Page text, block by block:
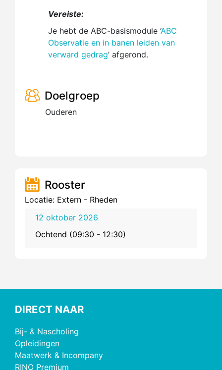
Vereiste:
Je hebt de ABC-basismodule ‘ABC
Observatie en in banen leiden van
verward gedrag’ afgerond.
Doelgroep
Ouderen
Rooster
Locatie: Extern - Rheden
12 oktober 2026
Ochtend (09:30 - 12:30)
DIRECT NAAR
Bij- & Nascholing
Opleidingen
Maatwerk & Incompany
RINO Premium